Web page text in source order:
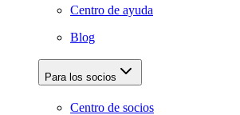
Centro de ayuda
Blog
Para los socios
Centro de socios